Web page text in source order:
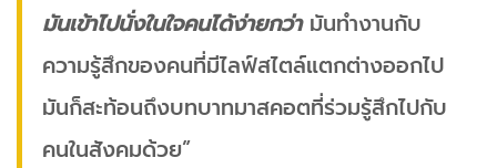
มันเข้าไปนั่งในใจคนได้ง่ายกว่ามันทำงานกับ
ความรู้สึกของคนที่มีไลฟ์สไตล์แตกต่างออกไป
มันก็สะท้อนถึงบทบาทมาสคอตที่ร่วมรู้สึกไปกับ
คนในสังคมด้วย”